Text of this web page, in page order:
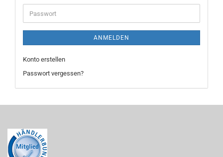
Adresse
Passwort
ANMELDEN
Konto erstellen
Passwort vergessen?